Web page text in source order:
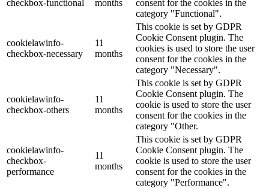
checkbox-functional
months
consent for the cookies in the
category "Functional".
cookielawinfo-
checkbox-necessary
11
months
This cookie is set by GDPR
Cookie Consent plugin. The
cookies is used to store the user
consent for the cookies in the
category "Necessary".
cookielawinfo-
checkbox-others
11
months
This cookie is set by GDPR
Cookie Consent plugin. The
cookie is used to store the user
consent for the cookies in the
category "Other.
cookielawinfo-
checkbox-
performance
11
months
This cookie is set by GDPR
Cookie Consent plugin. The
cookie is used to store the user
consent for the cookies in the
category "Performance".